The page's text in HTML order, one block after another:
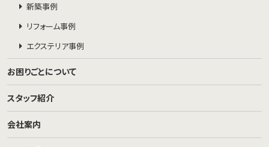
新築事例
リフォーム事例
エクステリア事例
お困りごとについて
スタッフ紹介
会社案内